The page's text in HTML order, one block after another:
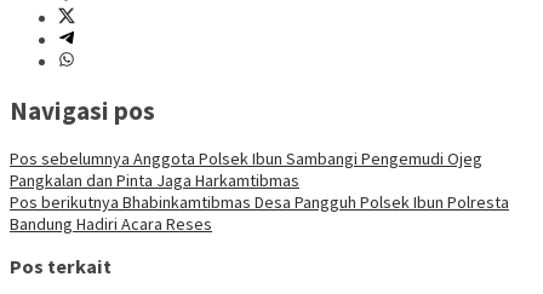
Navigasi pos
Pos sebelumnya Anggota Polsek Ibun Sambangi Pengemudi Ojeg
Pangkalan dan Pinta Jaga Harkamtibmas
Pos berikutnya Bhabinkamtibmas Desa Pangguh Polsek Ibun Polresta
Bandung Hadiri Acara Reses
Pos terkait